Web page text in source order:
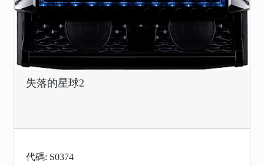
失落的星球2
代碼: S0374